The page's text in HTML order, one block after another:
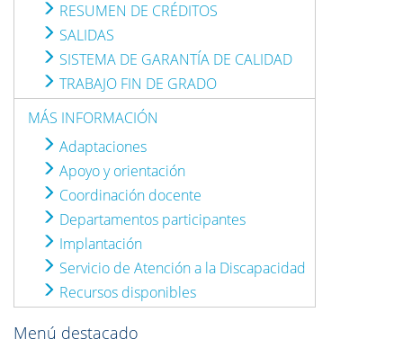
RESUMEN DE CRÉDITOS
SALIDAS
SISTEMA DE GARANTÍA DE CALIDAD
TRABAJO FIN DE GRADO
MÁS INFORMACIÓN
Adaptaciones
Apoyo y orientación
Coordinación docente
Departamentos participantes
Implantación
Servicio de Atención a la Discapacidad
Recursos disponibles
Menú destacado